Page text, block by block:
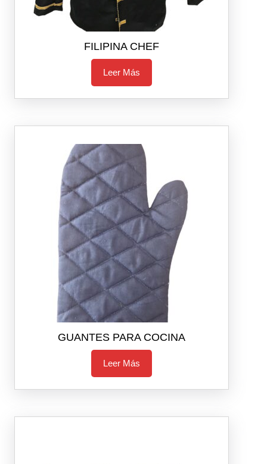
FILIPINA CHEF
Leer Más
GUANTES PARA COCINA
Leer Más